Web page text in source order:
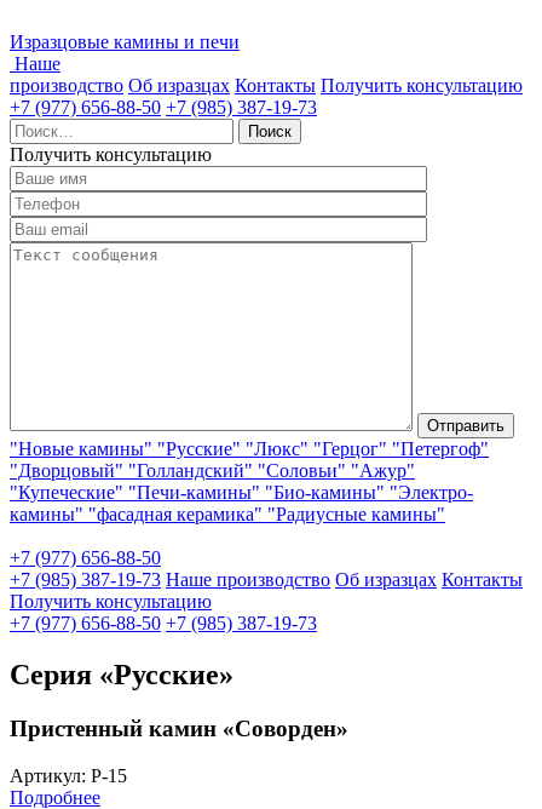
Изразцовые камины и печи
Наше
производство Об изразцах Контакты Получить консультацию
+7 (977) 656-88-50 +7 (985) 387-19-73
Найти:
Получить консультацию
"Новые камины" "Русские" "Люкс" "Герцог" "Петергоф"
"Дворцовый" "Голландский" "Соловьи" "Ажур"
"Купеческие" "Печи-камины" "Био-камины" "Электро-
камины" "фасадная керамика" "Радиусные камины"
+7 (977) 656-88-50
+7 (985) 387-19-73 Наше производство Об изразцах Контакты
Получить консультацию
+7 (977) 656-88-50 +7 (985) 387-19-73
Серия «Русские»
Пристенный камин «Соворден»
Артикул: Р-15
Подробнее